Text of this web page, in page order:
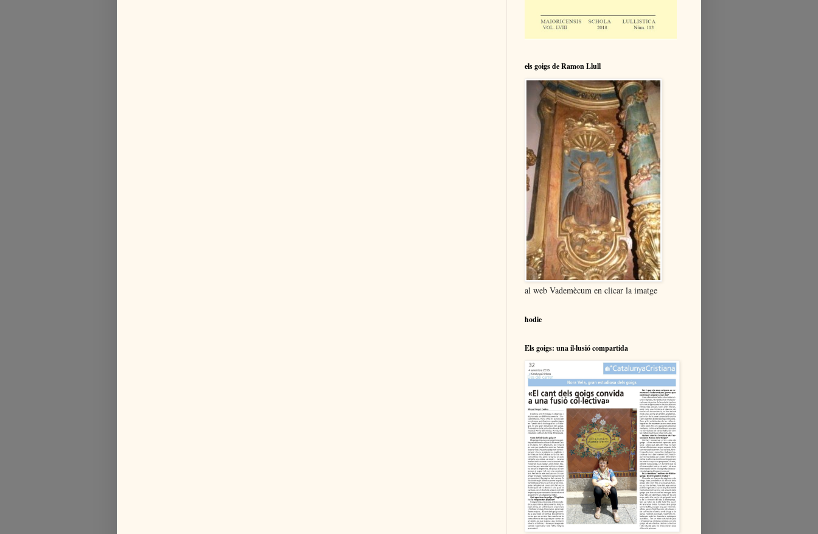
els goigs de Ramon Llull
al web Vademècum en clicar la imatge
hodie
Els goigs: una il·lusió compartida